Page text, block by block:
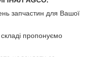
запчастин для Вашої
складі пропонуємо